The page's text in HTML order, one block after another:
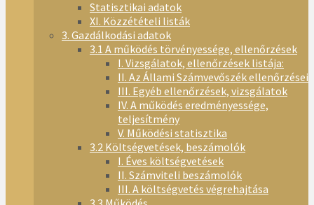
Statisztikai adatok
XI. Közzétételi listák
3. Gazdálkodási adatok
3.1 A működés törvényessége, ellenőrzések
I. Vizsgálatok, ellenőrzések listája:
II. Az Állami Számvevőszék ellenőrzései
III. Egyéb ellenőrzések, vizsgálatok
IV. A működés eredményessége,
teljesítmény
V. Működési statisztika
3.2 Költségvetések, beszámolók
I. Éves költségvetések
II. Számviteli beszámolók
III. A költségvetés végrehajtása